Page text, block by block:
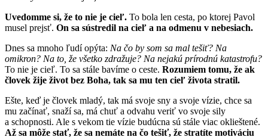
Uvedomme si, že to nie je cieľ. To bola len cesta, po ktorej Pavol
musel prejsť. On sa sústredil na cieľ a na odmenu v nebesiach.
Dnes sa mnoho ľudí opýta: Na čo by som sa mal tešiť? Na
omikron? Na to, že všetko zdražuje? Na nejakú prírodnú katastrofu?
To nie je cieľ. To sa stále bavíme o ceste. Rozumiem tomu, že ak
človek žije život bez Boha, tak sa mu ten cieľ života stratil.
Ešte, keď je človek mladý, tak má svoje sny a svoje vízie, chce sa
mu začínať, snaží sa, má chuť a odvahu veriť vo svoje sily
a schopnosti. Ale s vekom tie vízie budúcna sú stále viac oklieštené.
Až sa môže stať, že sa nemáte na čo tešiť, že stratíte motiváciu